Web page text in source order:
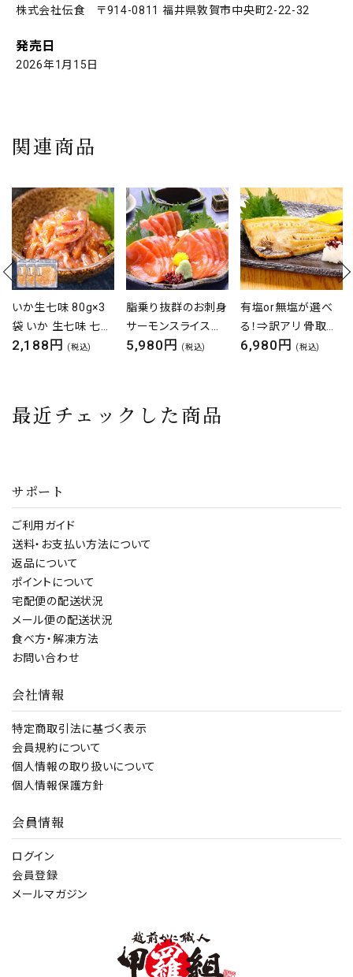
株式会社伝食 〒914-0811 福井県敦賀市中央町2-22-32
発売日
2026年1月15日
関連商品
いか生七味 80g×3
袋 いか 生七味 七味
唐辛子 唐辛子 山椒
うり
2,188円 (税込)
脂乗り抜群のお刺身
サーモンスライスた
っぷり
短 便利
5,980円 (税込)
有塩or無塩が選べ
る！⇒訳アリ 骨取り
縞ほっけ フィーレ 業
6,980円 (税込)
最近チェックした商品
サポート
ご利用ガイド
送料・お支払い方法について
返品について
ポイントについて
宅配便の配送状況
メール便の配送状況
食べ方・解凍方法
お問い合わせ
会社情報
特定商取引法に基づく表示
会員規約について
個人情報の取り扱いについて
個人情報保護方針
会員情報
ログイン
会員登録
メールマガジン